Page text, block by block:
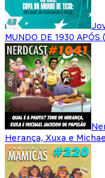
MUNDO DE 1930 APÓS
Herança, Xuxa e